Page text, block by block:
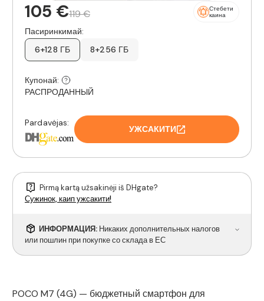
105 €119 €
Стебети
каина
Пасиринкимай:
6+128 ГБ
8+256 ГБ
Купонай:
РАСПРОДАННЫЙ
Pardavėjas:
УЖСАКИТИ
Pirmą kartą užsakinėji iš DHgate?
Сужинок, каип ужсакити!
ИНФОРМАЦИЯ: Никаких дополнительных налогов
или пошлин при покупке со склада в ЕС
POCO M7 (4G) — бюджетный смартфон для